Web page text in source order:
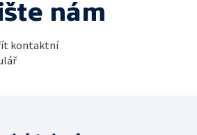
nám
kontaktní